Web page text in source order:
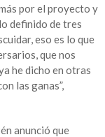
por el proyecto y
definido de tres
eso es lo que
que nos
he dicho en otras
las ganas”,
anunció que